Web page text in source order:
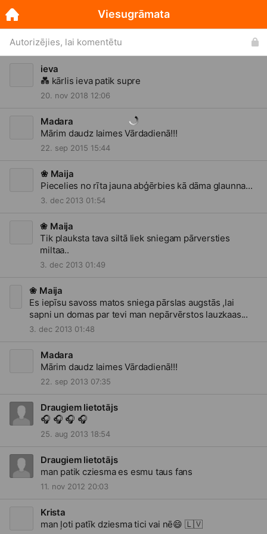
Autorizējies, lai komentētu
ieva
💑 kārlis ieva patik supre
20. nov 2018 12:06
Madara
Mārim daudz laimes Vārdadienā!!!
22. sep 2015 15:44
❀ Maija
Piecelies no rīta jauna abģērbies kā dāma glaunna...
3. dec 2013 01:54
❀ Maija
Tik plauksta tava siltā liek sniegam pārversties
miltaa..
3. dec 2013 01:49
❀ Maija
Es iepīsu savoss matos sniega pārslas augstās ,lai
sapni un domas par tevi man nepārvērstos lauzkaas...
3. dec 2013 01:48
Madara
Mārim daudz laimes Vārdadienā!!!
22. sep 2013 07:35
Draugiem lietotājs
🎧 🎧 🎧 🎧
25. aug 2013 18:54
Draugiem lietotājs
man patik cziesma es esmu taus fans
11. nov 2012 20:03
Krista
man ļoti patīk dziesma tici vai nē😄 🇱🇻
Viesugrāmata